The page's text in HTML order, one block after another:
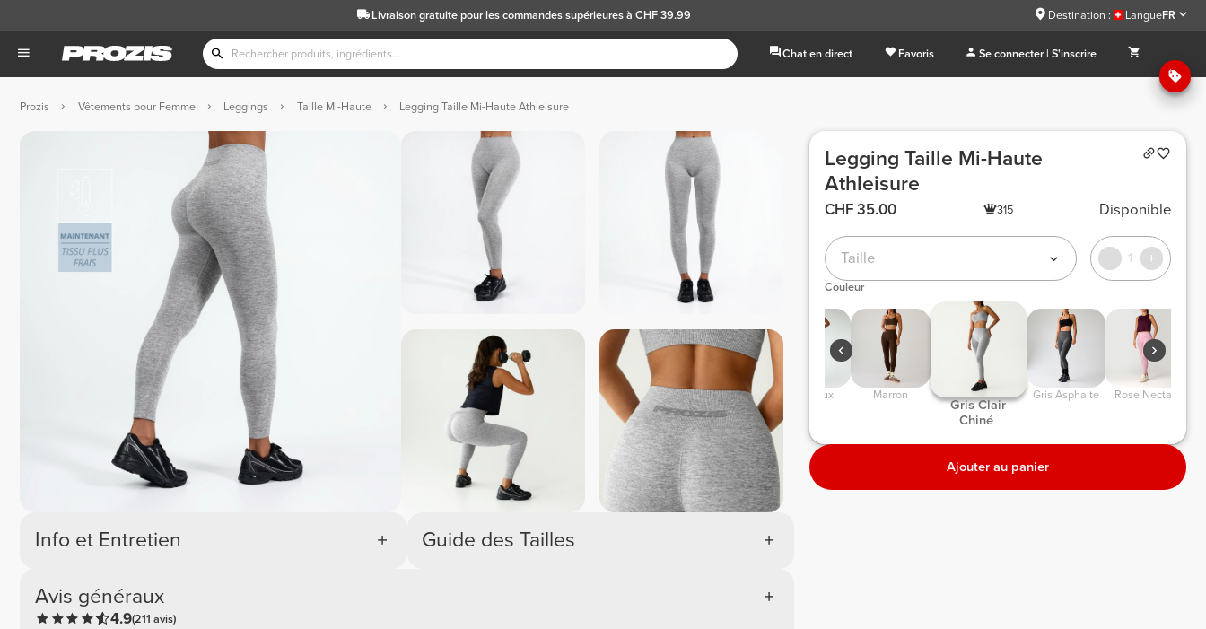
Livraison gratuitepour les commandes supérieures à CHF 39.99 Destination : LangueFR
Chat en direct Favoris Se connecter | S'inscrire
Prozis Vêtements pour Femme Leggings Taille Mi-Haute Legging Taille Mi-Haute Athleisure
Info et Entretien
Avis généraux
4.9(211 avis)
Guide des Tailles
Legging Taille Mi-Haute
Athleisure
CHF 35.00 315 Disponible
Taille 1
Couleur
Noir Bleu marine Bordeaux Marron
Gris Clair
Chiné
Gris Asphalte Rose Nectar
Ajouter au panier